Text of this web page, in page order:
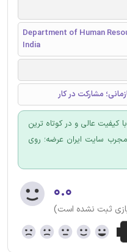
Department of Human
India
مشارکت در کار
کیفیت عالی و در کوتاه ترین
سایت ایران عرضه؛ روی
۰.۰
ثبت نشده است)